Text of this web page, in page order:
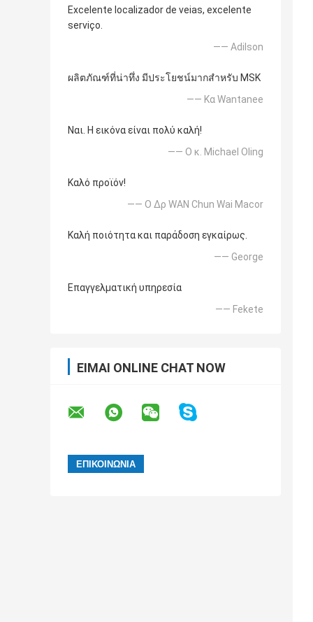
Excelente localizador de veias, excelente
serviço.
—— Adilson
ผลิตภัณฑ์ที่น่าทึ่ง มีประโยชน์มากสำหรับ MSK
—— Κα Wantanee
Ναι. Η εικόνα είναι πολύ καλή!
—— Ο κ. Michael Oling
Καλό προϊόν!
—— Ο Δρ WAN Chun Wai Macor
Καλή ποιότητα και παράδοση εγκαίρως.
—— George
Επαγγελματική υπηρεσία
—— Fekete
ΕΊΜΑΙ ONLINE CHAT NOW